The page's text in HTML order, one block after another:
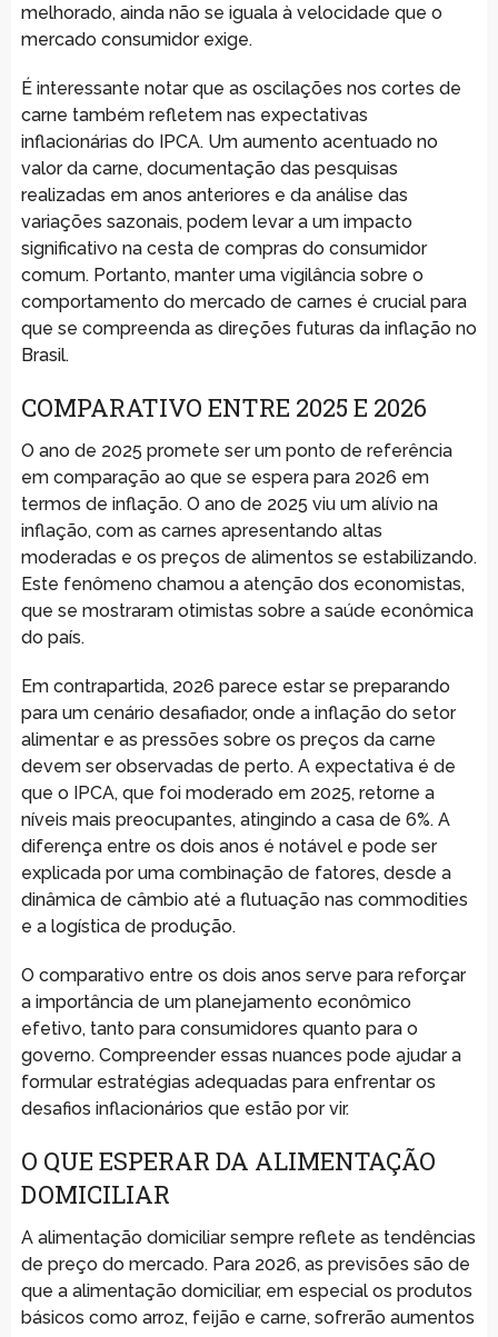
melhorado, ainda não se iguala à velocidade que o
mercado consumidor exige.
É interessante notar que as oscilações nos cortes de
carne também refletem nas expectativas
inflacionárias do IPCA. Um aumento acentuado no
valor da carne, documentação das pesquisas
realizadas em anos anteriores e da análise das
variações sazonais, podem levar a um impacto
significativo na cesta de compras do consumidor
comum. Portanto, manter uma vigilância sobre o
comportamento do mercado de carnes é crucial para
que se compreenda as direções futuras da inflação no
Brasil.
COMPARATIVO ENTRE 2025 E 2026
O ano de 2025 promete ser um ponto de referência
em comparação ao que se espera para 2026 em
termos de inflação. O ano de 2025 viu um alívio na
inflação, com as carnes apresentando altas
moderadas e os preços de alimentos se estabilizando.
Este fenômeno chamou a atenção dos economistas,
que se mostraram otimistas sobre a saúde econômica
do país.
Em contrapartida, 2026 parece estar se preparando
para um cenário desafiador, onde a inflação do setor
alimentar e as pressões sobre os preços da carne
devem ser observadas de perto. A expectativa é de
que o IPCA, que foi moderado em 2025, retorne a
níveis mais preocupantes, atingindo a casa de 6%. A
diferença entre os dois anos é notável e pode ser
explicada por uma combinação de fatores, desde a
dinâmica de câmbio até a flutuação nas commodities
e a logística de produção.
O comparativo entre os dois anos serve para reforçar
a importância de um planejamento econômico
efetivo, tanto para consumidores quanto para o
governo. Compreender essas nuances pode ajudar a
formular estratégias adequadas para enfrentar os
desafios inflacionários que estão por vir.
O QUE ESPERAR DA ALIMENTAÇÃO
DOMICILIAR
A alimentação domiciliar sempre reflete as tendências
de preço do mercado. Para 2026, as previsões são de
que a alimentação domiciliar, em especial os produtos
básicos como arroz, feijão e carne, sofrerão aumentos